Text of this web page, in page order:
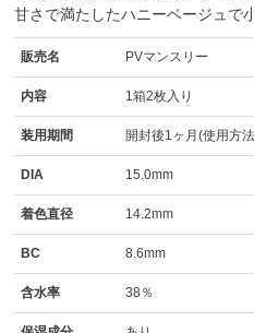
甘さで満たしたハニーベージュで
販売名 PVマンスリー
内容 1箱2枚入り
装用期間 開封後1ヶ月(使用方
DIA 15.0mm
着色直径 14.2mm
BC 8.6mm
含水率 38％